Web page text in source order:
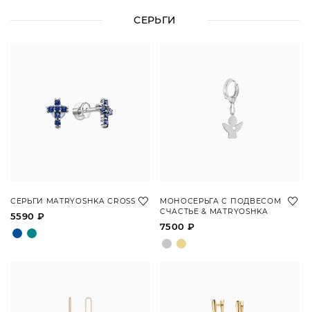
СЕРЬГИ
СЕРЬГИ MATRYOSHKA CROSS
5590 ₽
МОНОСЕРЬГА С ПОДВЕСОМ
СЧАСТЬЕ & MATRYOSHKA
7500 ₽